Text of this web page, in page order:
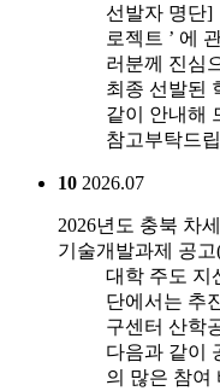
선발자 명단]
로젝트 ’ 에
러분께 진심
최종 선발된
같이 안내해
참고부탁드
10 2026.07
2026년도 충북 차
기술개발과제 공고
대학 주도 지
단에서는 추
구센터 산학
다음과 같이
의 많은 참여